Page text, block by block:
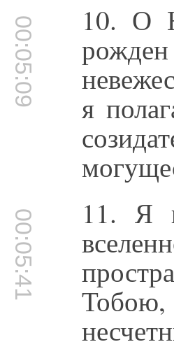
00:05:09 10. О
я
00:05:41 11. Я